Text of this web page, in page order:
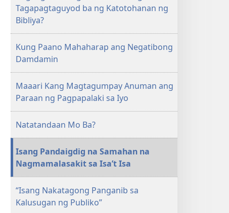
Tagapagtaguyod ba ng Katotohanan ng
Bibliya?
Kung Paano Mahaharap ang Negatibong
Damdamin
Maaari Kang Magtagumpay Anuman ang
Paraan ng Pagpapalaki sa Iyo
Natatandaan Mo Ba?
Isang Pandaigdig na Samahan na
Nagmamalasakit sa Isa’t Isa
“Isang Nakatagong Panganib sa
Kalusugan ng Publiko”